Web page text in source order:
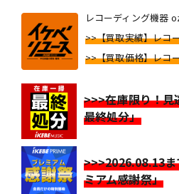
レコーディング機器
>>【買取実績】レコ
>>【買取価格】レコ
>>>在庫限り！見
最終処分」
>>>2026.08.13
ミアム感謝祭」